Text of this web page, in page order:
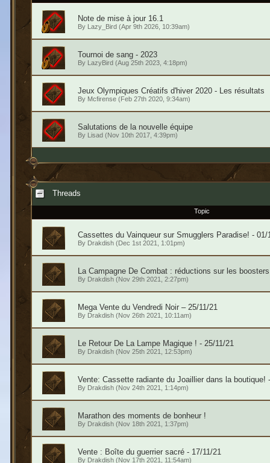
Note de mise à jour 16.1
By Lazy_Bird (Apr 9th 2026, 10:39am)
Tournoi de sang - 2023
By LazyBird (Aug 25th 2023, 4:18pm)
Jeux Olympiques Créatifs d'hiver 2020 - Les résultats
By Mcfirense(Feb 27th 2020, 9:34am)
Salutations de la nouvelle équipe
By Lisad (Nov 10th 2017, 4:39pm)
Threads
Topic
Cassettes du Vainqueur sur Smugglers Paradise! - 01/
By Drakdish(Dec 1st 2021, 1:01pm)
La Campagne De Combat : réductions sur les
By Drakdish(Nov 29th 2021, 2:27pm)
Mega Vente du Vendredi Noir – 25/11/21
By Drakdish(Nov 26th 2021, 10:11am)
Le Retour De La Lampe Magique ! - 25/11/21
By Drakdish(Nov 25th 2021, 12:53pm)
Vente: Cassette radiante du Joaillier dans la boutique!
By Drakdish(Nov 24th 2021, 1:14pm)
Marathon des moments de bonheur !
By Drakdish(Nov 18th 2021, 1:37pm)
Vente : Boîte du guerrier sacré - 17/11/21
By Drakdish(Nov 17th 2021, 11:54am)